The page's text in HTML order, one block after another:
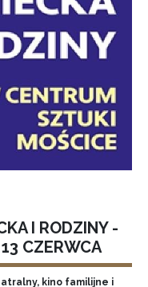
I RODZINY -
CZERWCA
kino familijne i